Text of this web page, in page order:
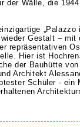
der Wälle, die
„Palazzo
Gestalt – mit
repräsentativen
Hier ist
der Bauhütte
Architekt
Schüler - ein